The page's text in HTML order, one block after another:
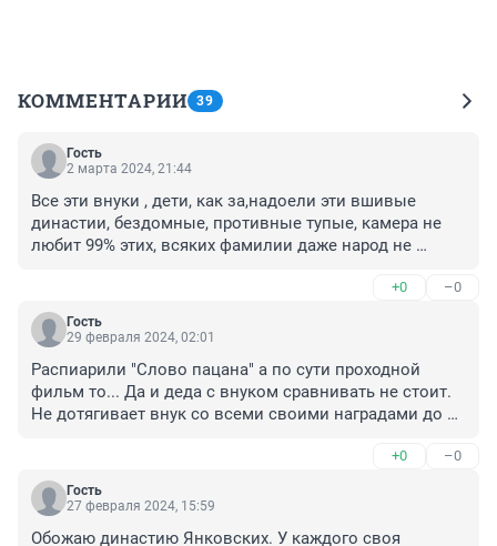
КОММЕНТАРИИ 39
Гость
2 марта 2024, 21:44
Все эти внуки , дети, как за,надоели эти вшивые
династии, бездомные, противные тупые, камера не
любит 99% этих, всяких фамилии даже народ не
+0 –0
Гость
29 февраля 2024, 02:01
Распиарили "Слово пацана" а по сути проходной
фильм то... Да и деда с внуком сравнивать не стоит.
Не дотягивает внук со всеми своими наградами до
была, на сыночке с внуком природа отдохнула.
Благодаря фамилии едут по жизни.
+0 –0
Гость
27 февраля 2024, 15:59
Обожаю династию Янковских. У каждого своя